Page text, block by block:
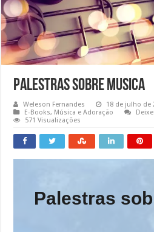
Palestras sobre Musica
Weleson Fernandes
18 de julho de
E-Books, Música e Adoração
571 Visualizações
Palestras